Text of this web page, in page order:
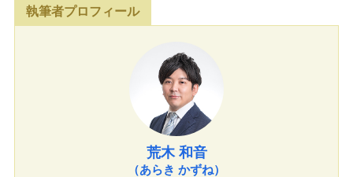
執筆者プロフィール
荒木 和音
（あらき かずね）